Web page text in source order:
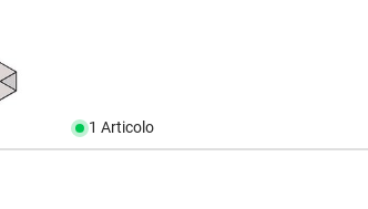
1 Articolo